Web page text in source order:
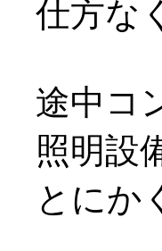
仕方な
途中コ
照明設
とにか